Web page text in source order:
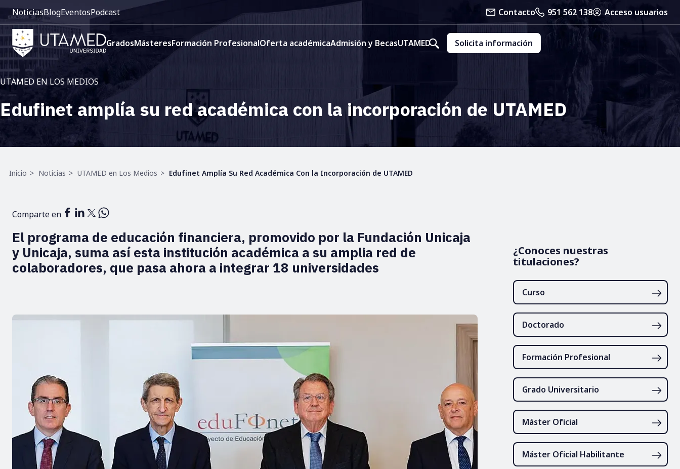
Pasar
al
contenido
principal
cabecera:
Menú
1
NoticiasBlogEventosPodcast Contacto 951 562 138 Acceso usuarios
principal
GradosMásteresFormación ProfesionalOferta académicaAdmisión y BecasUTAMED Solicita información
UTAMED EN LOS MEDIOS
Edufinet amplía su red académica con la incorporación de UTAMED
Ruta
Inicio Noticias UTAMED en Los Medios Edufinet Amplía Su Red Académica Con la Incorporación de UTAMED
Comparte en
El programa de educación financiera, promovido por la Fundación Unicaja
y Unicaja, suma así esta institución académica a su amplia red de
colaboradores, que pasa ahora a integrar 18 universidades
¿Conoces nuestras
titulaciones?
Curso
Doctorado
Formación Profesional
Grado Universitario
Máster Oficial
Máster Oficial Habilitante